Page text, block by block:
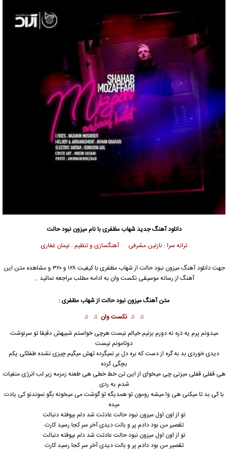
دانلود آهنگ جدیدشهاب مظفریبا نام میزون نبود حالت
ترانه سرا : نازنین مشرفی آهنگسازی و تنظیم : نیمان غفاری
جهت دانلود آهنگ میزون نبود حالت از شهاب مظفری
با کیفیت ۱۲۸ و ۳۲۰ و مشاهده متن این
آهنگ از رسانه موسیقی نکست وان به ادامه مطلب مراجعه نمائید …
متن آهنگ میزون نبود حالت ازشهاب مظفری:
♫ ♫ نکست وان ♫ ♫
میدونم پرم یه ذره نه دورم بزنیم خیالم نیست هرچی خواستم شبیهش دقیقا تو سرنوشت
دوتامونم نیست
دیدی خوردی بد به گره از دست که بره دل بر نمیگرده تهش میگیم چیزی نشده طفلکی یکم
بچگی کرده
هی قفلی قفلی میزنی چی میخوای از این تن خط خطی هی طعنه زمزمه زیر لب انرژی منفیات
شدم یه ردی
با کی بد تا میکنی هی وا میشه رومون تو همدیگه تو گوشت می میخونه بگو نموندنو کی یادت
میده
تو از اون اول میزون نبود حالت عادتت شد دلم بیوفته دنبالت
تقصیر من بود دادم پر و بالت دیدی آخر سر کجا رسید کارت
تو از اون اول میزون نبود حالتعادتت شد دلم بیوفته دنبالت
تقصیر من بود دادم پر و بالت دیدی آخر سر کجا رسید کارت